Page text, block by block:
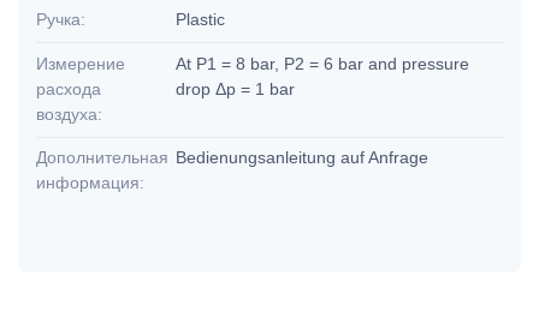
Ручка: Plastic
Измерение
расхода
воздуха:
At P1 = 8 bar, P2 = 6 bar and pressure
drop Δp = 1 bar
Дополнительная
информация:
Bedienungsanleitung auf Anfrage